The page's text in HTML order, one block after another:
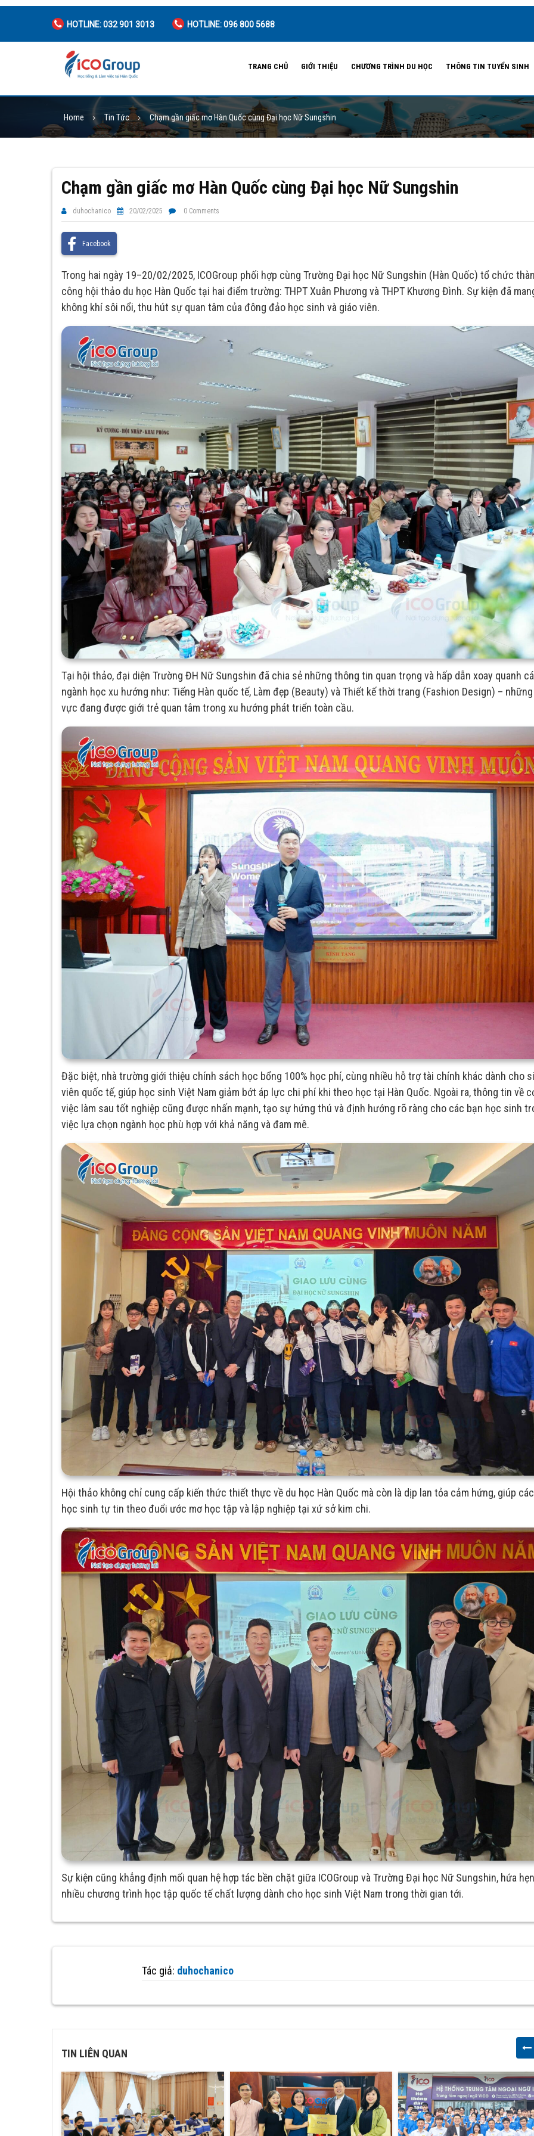
HOTLINE: 032 901 3013 HOTLINE: 096 800 5688
TRANG CHỦ GIỚI THIỆU CHƯƠNG TRÌNH DU HỌC THÔNG TIN TUYỂN SINH
Home Tin Tức Chạm gần giấc mơ Hàn Quốc cùng Đại học Nữ Sungshin
Chạm gần giấc mơ Hàn Quốc cùng Đại học Nữ Sungshin
duhochanico 20/02/2025 0 Comments
Facebook
Trong hai ngày 19–20/02/2025, ICOGroup phối hợp cùng Trường Đại học Nữ Sungshin (Hàn Quốc) tổ chức
công hội thảo du học Hàn Quốc tại hai điểm trường: THPT Xuân Phương và THPT Khương Đình. Sự kiện đã
không khí sôi nổi, thu hút sự quan tâm của đông đảo học sinh và giáo viên.
Tại hội thảo, đại diện Trường ĐH Nữ Sungshin đã chia sẻ những thông tin quan trọng và hấp dẫn xoay quanh
ngành học xu hướng như: Tiếng Hàn quốc tế, Làm đẹp (Beauty) và Thiết kế thời trang (Fashion Design) –
vực đang được giới trẻ quan tâm trong xu hướng phát triển toàn cầu.
Đặc biệt, nhà trường giới thiệu chính sách học bổng 100% học phí, cùng nhiều hỗ trợ tài chính khác dành cho
viên quốc tế, giúp học sinh Việt Nam giảm bớt áp lực chi phí khi theo học tại Hàn Quốc. Ngoài ra, thông tin về
việc làm sau tốt nghiệp cũng được nhấn mạnh, tạo sự hứng thú và định hướng rõ ràng cho các bạn học sinh
việc lựa chọn ngành học phù hợp với khả năng và đam mê.
Hội thảo không chỉ cung cấp kiến thức thiết thực về du học Hàn Quốc mà còn là dịp lan tỏa cảm hứng, giúp
học sinh tự tin theo đuổi ước mơ học tập và lập nghiệp tại xứ sở kim chi.
Sự kiện cũng khẳng định mối quan hệ hợp tác bền chặt giữa ICOGroup và Trường Đại học Nữ Sungshin, hứa
nhiều chương trình học tập quốc tế chất lượng dành cho học sinh Việt Nam trong thời gian tới.
Tác giả: duhochanico
TIN LIÊN QUAN